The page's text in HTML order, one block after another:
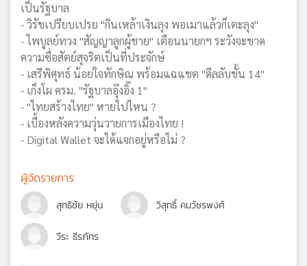
เป็นรัฐบาล
- วิรัชเปรียบเปรย "กินเหล้าเงินลุง พอเมาแล้วก็เตะลุง"
- ไพบูลย์ทวง "สัญญาลูกผู้ชาย" เตือนนายกฯ ระวังจะขาด
ความซื่อสัตย์สุจริตเป็นที่ประจักษ์
- เสรีพิศุทธ์ น้อยใจทักษิณ พร้อมแฉแชต "ดีลลับชั้น 14"
- เก็งโผ ครม. "รัฐบาลอุ๊งอิ๊ง 1"
- "ไทยสร้างไทย" หายไปไหน ?
- เบื้องหลังความวุ่นวายการเมืองไทย !
- Digital Wallet จะได้แจกอยู่หรือไม่ ?
ผู้จัดรายการ
สุทธิชัย หยุ่น วิสุทธิ์ คมวัชรพงศ์
วีระ ธีรภัทร